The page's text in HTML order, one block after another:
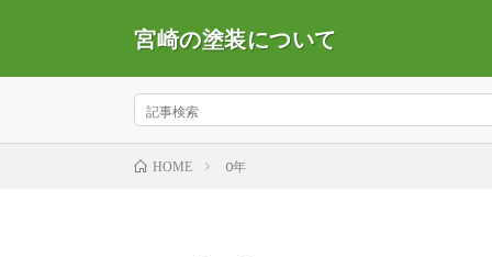
宮崎の塗装について
HOME 0年